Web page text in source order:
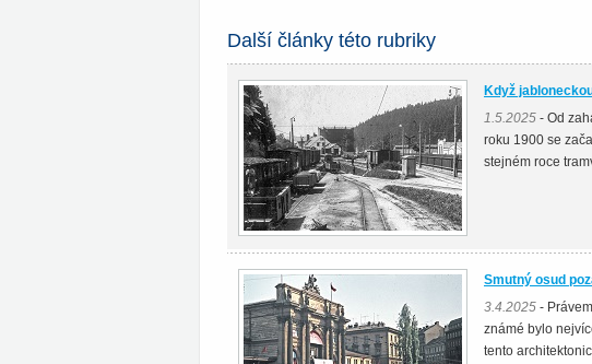
Další články této rubriky
Když
1.5.2025 - Od
roku 1900 se
stejném roce
Smutný osud
3.4.2025 -
známé bylo
tento